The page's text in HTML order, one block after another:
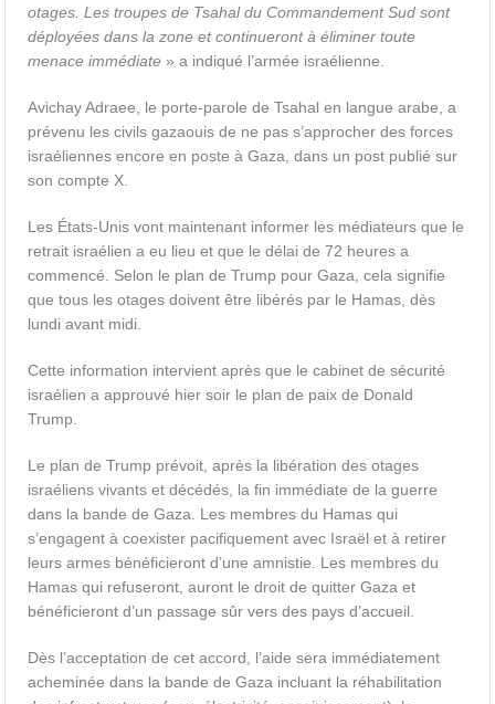
otages. Les troupes de Tsahal du Commandement Sud sont
déployées dans la zone et continueront à éliminer toute
menace immédiate » a indiqué l’armée israélienne.
Avichay Adraee, le porte-parole de Tsahal en langue arabe, a
prévenu les civils gazaouis de ne pas s’approcher des forces
israéliennes encore en poste à Gaza, dans un post publié sur
son compte X.
Les États-Unis vont maintenant informer les médiateurs que le
retrait israélien a eu lieu et que le délai de 72 heures a
commencé. Selon le plan de Trump pour Gaza, cela signifie
que tous les otages doivent être libérés par le Hamas, dès
lundi avant midi.
Cette information intervient après que le cabinet de sécurité
israélien a approuvé hier soir le plan de paix de Donald
Trump.
Le plan de Trump prévoit, après la libération des otages
israéliens vivants et décédés, la fin immédiate de la guerre
dans la bande de Gaza. Les membres du Hamas qui
s’engagent à coexister pacifiquement avec Israël et à retirer
leurs armes bénéficieront d’une amnistie. Les membres du
Hamas qui refuseront, auront le droit de quitter Gaza et
bénéficieront d’un passage sûr vers des pays d’accueil.
Dès l’acceptation de cet accord, l’aide sera immédiatement
acheminée dans la bande de Gaza incluant la réhabilitation